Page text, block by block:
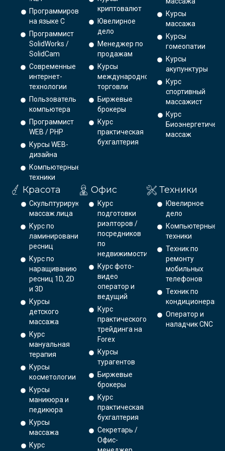
Программирование
на языке С
Программист
SolidWorks /
SolidCam
Современные
интернет-
технологии
Пользователь
компьютера
Программист
WEB / PHP
Курсы WEB-
дизайна
Компьютерные
техники
криптовалют
Ювелирное
дело
Менеджер по
продажам
Курсы
международной
торговли
Биржевые
брокеры
Курс
практическая
бухгалтерия
Курсы
массажа
Курсы
гомеопатии
Курсы
акупунктуры
Курс
спортивный
массажист
Курс
массаж
Красота
Скульптурирующий
массаж лица
Курс по
ламинированию
ресниц
Курс по
наращиванию
ресниц 1D, 2D
и 3D
Курсы
детского
массажа
Курс
мануальная
терапия
Курсы
косметологии
Курсы
маникюра и
педикюра
Курсы
массажа
Курс
Офис
Курс
подготовки
риэлторов /
посредников
по
недвижимости
Курс фото-
видео
оператор и
ведущий
Курс
практического
трейдинга на
Forex
Курсы
турагентов
Биржевые
брокеры
Курс
практическая
бухгалтерия
Секретарь /
Офис-
Техники
Ювелирное
дело
Компьютерные
техники
Техник по
ремонту
мобильных
телефонов
Техник по
кондиционерам
Оператор и
наладчик CNC